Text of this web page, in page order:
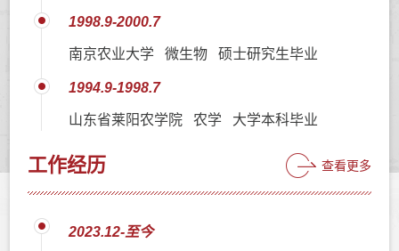
1998.9-2000.7
南京农业大学 微生物 硕士研究生毕业
1994.9-1998.7
山东省莱阳农学院 农学 大学本科毕业
工作经历 查看更多
2023.12-至今